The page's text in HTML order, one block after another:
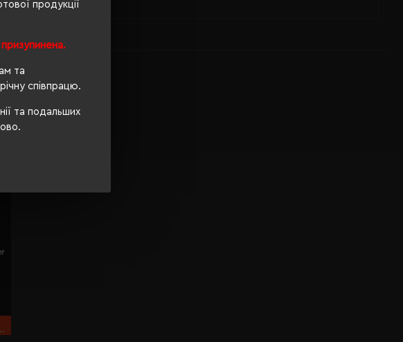
продукції
призупинена.
та
співпрацю.
та подальших